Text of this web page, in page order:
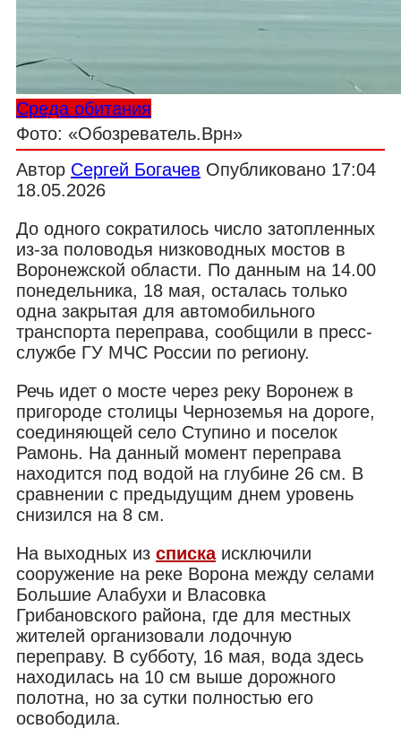
Среда обитания
Фото: «Обозреватель.Врн»
Автор Сергей Богачев Опубликовано 17:04
18.05.2026
До одного сократилось число затопленных
из-за половодья низководных мостов в
Воронежской области. По данным на 14.00
понедельника, 18 мая, осталась только
одна закрытая для автомобильного
транспорта переправа, сообщили в пресс-
службе ГУ МЧС России по региону.
Речь идет о мосте через реку Воронеж в
пригороде столицы Черноземья на дороге,
соединяющей село Ступино и поселок
Рамонь. На данный момент переправа
находится под водой на глубине 26 см. В
сравнении с предыдущим днем уровень
снизился на 8 см.
На выходных из спискаисключили
сооружение на реке Ворона между селами
Большие Алабухи и Власовка
Грибановского района, где для местных
жителей организовали лодочную
переправу. В субботу, 16 мая, вода здесь
находилась на 10 см выше дорожного
полотна, но за сутки полностью его
освободила.